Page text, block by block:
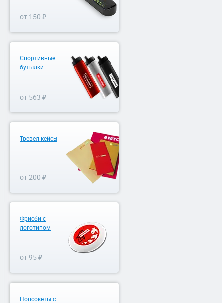
от 150 ₽
Спортивные
бутылки
от 563 ₽
Тревел кейсы
от 200 ₽
Фрисби с
логотипом
от 95 ₽
Попсокеты с